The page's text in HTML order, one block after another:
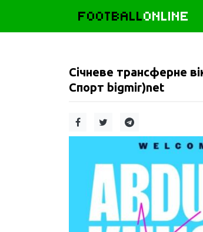
FOOTBALLONLINE
Січневе трансферне
Спорт bigmir)net